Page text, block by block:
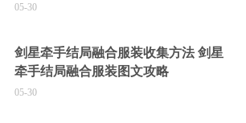
05-30
剑星牵手结局融合服装收集方法 剑星
牵手结局融合服装图文攻略
05-30